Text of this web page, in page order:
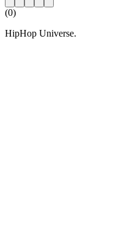
(0)
HipHop Universe.